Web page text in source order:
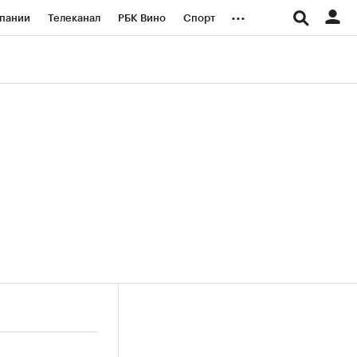
Телеканал РБК Вино Спорт ...